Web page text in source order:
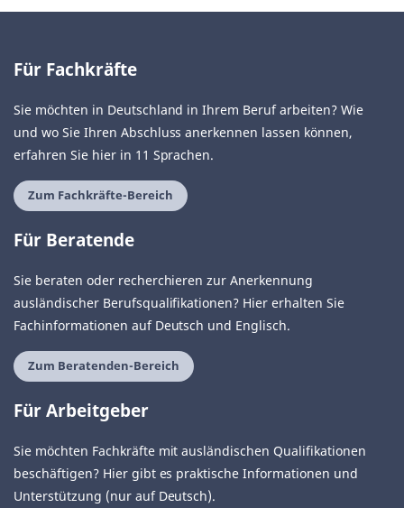
Für Fachkräfte
Sie möchten in Deutschland in Ihrem Beruf arbeiten? Wie
und wo Sie Ihren Abschluss anerkennen lassen können,
erfahren Sie hier in 11 Sprachen.
Zum Fachkräfte-Bereich
Für Beratende
Sie beraten oder recherchieren zur Anerkennung
ausländischer Berufsqualifikationen? Hier erhalten Sie
Fachinformationen auf Deutsch und Englisch.
Zum Beratenden-Bereich
Für Arbeitgeber
Sie möchten Fachkräfte mit ausländischen Qualifikationen
beschäftigen? Hier gibt es praktische Informationen und
Unterstützung (nur auf Deutsch).